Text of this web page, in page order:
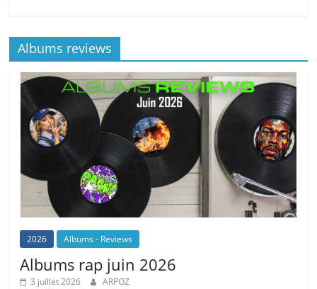
Albums reviews
2026 Albums - Reviews
Albums rap juin 2026
3 juillet 2026 ARPOZ